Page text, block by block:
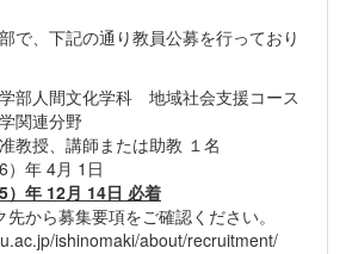
で、下記の通り教員公募を行っており
部人間文化学科 地域社会支援コース
関連分野
教授、講師または助教 １名
）年 4月 1日
）年 12月 14日 必着
から募集要項をご確認ください。
ishinomaki/about/recruitment/